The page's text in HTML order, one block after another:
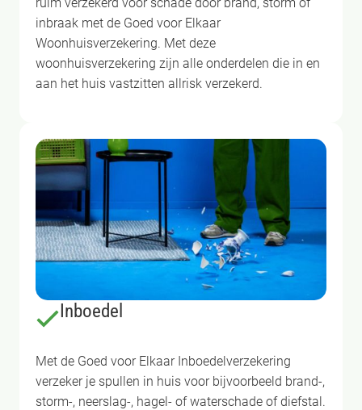
inbraak met de Goed voor Elkaar
Woonhuisverzekering. Met deze
woonhuisverzekering zijn alle onderdelen die in en
aan het huis vastzitten allrisk verzekerd.
Inboedel
Met de Goed voor Elkaar Inboedelverzekering
verzeker je spullen in huis voor bijvoorbeeld brand-,
storm-, neerslag-, hagel- of waterschade of diefstal.